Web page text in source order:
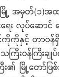
မှတ်(၁)အထက
ရေး လုပ်ဆော
ကိုကိုနှင့် တာဝန်
ကြီးဝန်ကြီး
၏ မြို့တော်ဖ